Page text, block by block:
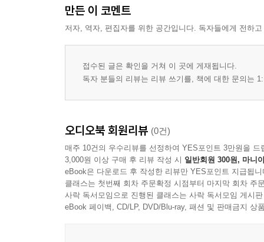
만든 이 코멘트
저자, 역자, 편집자를 위한 공간입니다. 독자들에게 전하
접수된 글은 확인을 거쳐 이 곳에 게재됩니다.
독자 분들의 리뷰는 리뷰 쓰기를, 책에 대한 문의는
오디오북 회원리뷰 (0건)
매주 10건의 우수리뷰를 선정하여 YES포인트 3만원을 드
3,000원 이상 구매 후 리뷰 작성 시 일반회원 300원, 마니
eBook은 다운로드 후 작성한 리뷰만 YES포인트 지급됩니
클래스는 첫번째 회차 주문확정 시점부터 마지막 회차 주
사락 독서모임으로 진행된 클래스는 사락 독서모임 게시
eBook 페이백, CD/LP, DVD/Blu-ray, 패션 및 판매금지 상